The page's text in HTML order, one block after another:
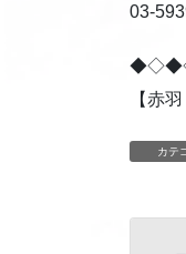
03-
【赤
カテ